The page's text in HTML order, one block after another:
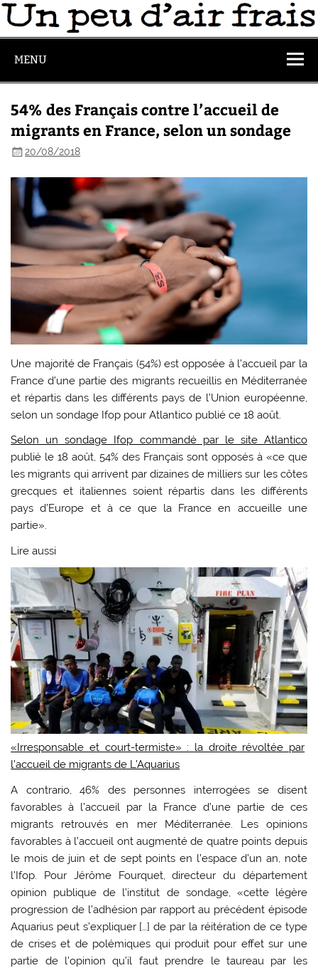
MENU
54% des Français contre l’accueil de
migrants en France, selon un sondage
20/08/2018
Une majorité de Français (54%) est opposée à l’accueil par la
France d’une partie des migrants recueillis en Méditerranée
et répartis dans les différents pays de l’Union européenne,
selon un sondage Ifop pour Atlantico publié ce 18 août.
Selon un sondage Ifop commandé par le site Atlantico
publié le 18 août, 54% des Français sont opposés à «ce que
les migrants qui arrivent par dizaines de milliers sur les côtes
grecques et italiennes soient répartis dans les différents
pays d’Europe et à ce que la France en accueille une
partie».
Lire aussi
«Irresponsable et court-termiste» : la droite révoltée par
l’accueil de migrants de L’Aquarius
A contrario, 46% des personnes interrogées se disent
favorables à l’accueil par la France d’une partie de ces
migrants retrouvés en mer Méditerranée. Les opinions
favorables à l’accueil ont augmenté de quatre points depuis
le mois de juin et de sept points en l’espace d’un an, note
l’Ifop. Pour Jérôme Fourquet, directeur du département
opinion publique de l’institut de sondage, «cette légère
progression de l’adhésion par rapport au précédent épisode
Aquarius peut s’expliquer […] de par la réitération de ce type
de crises et de polémiques qui produit pour effet sur une
partie de l’opinion qu’il faut prendre le taureau par les